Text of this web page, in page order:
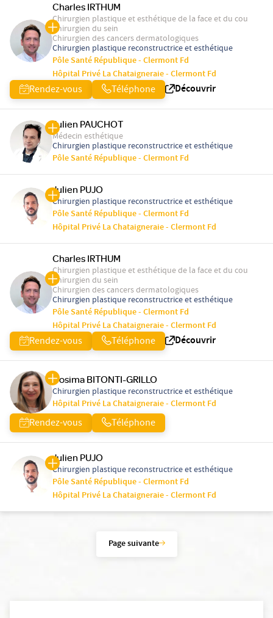
Charles IRTHUM
Chirurgien plastique et esthétique de la face et du cou
Chirurgien du sein
Chirurgien des cancers dermatologiques
Chirurgien plastique reconstructrice et esthétique
Pôle Santé République - Clermont Fd
Hôpital Privé La Chataigneraie - Clermont Fd
Rendez-vous Téléphone Découvrir
Julien PAUCHOT
Médecin esthétique
Chirurgien plastique reconstructrice et esthétique
Pôle Santé République - Clermont Fd
Julien PUJO
Chirurgien plastique reconstructrice et esthétique
Pôle Santé République - Clermont Fd
Hôpital Privé La Chataigneraie - Clermont Fd
Charles IRTHUM
Chirurgien plastique et esthétique de la face et du cou
Chirurgien du sein
Chirurgien des cancers dermatologiques
Chirurgien plastique reconstructrice et esthétique
Pôle Santé République - Clermont Fd
Hôpital Privé La Chataigneraie - Clermont Fd
Rendez-vous Téléphone Découvrir
Cosima BITONTI-GRILLO
Chirurgien plastique reconstructrice et esthétique
Hôpital Privé La Chataigneraie - Clermont Fd
Rendez-vous Téléphone
Julien PUJO
Chirurgien plastique reconstructrice et esthétique
Pôle Santé République - Clermont Fd
Hôpital Privé La Chataigneraie - Clermont Fd
Page suivante